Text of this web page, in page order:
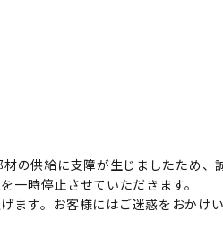
の供給に支障が生じましたため、
時停止させていただきます。
す。お客様にはご迷惑をおかけ